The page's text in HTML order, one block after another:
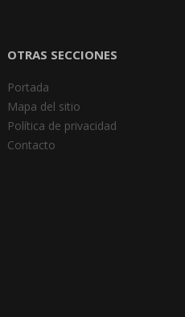
OTRAS SECCIONES
Portada
Mapa del sitio
Política de privacidad
Contacto